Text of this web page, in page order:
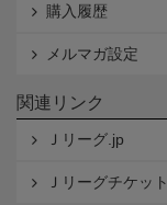
購入履歴
メルマガ設定
関連リンク
Ｊリーグ.jp
Ｊリーグチケット